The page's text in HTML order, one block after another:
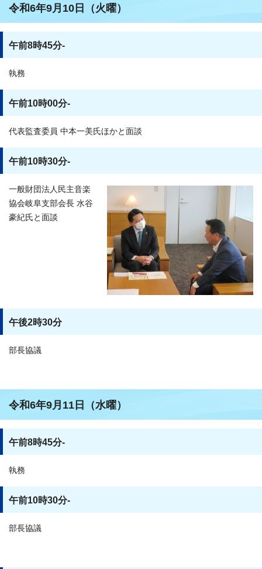
令和6年9月10日（火曜）
午前8時45分-
執務
午前10時00分-
代表監査委員 中本一美氏ほかと面談
午前10時30分-
一般財団法人民主音楽
協会岐阜支部会長 水谷
豪紀氏と面談
午後2時30分
部長協議
令和6年9月11日（水曜）
午前8時45分-
執務
午前10時30分-
部長協議